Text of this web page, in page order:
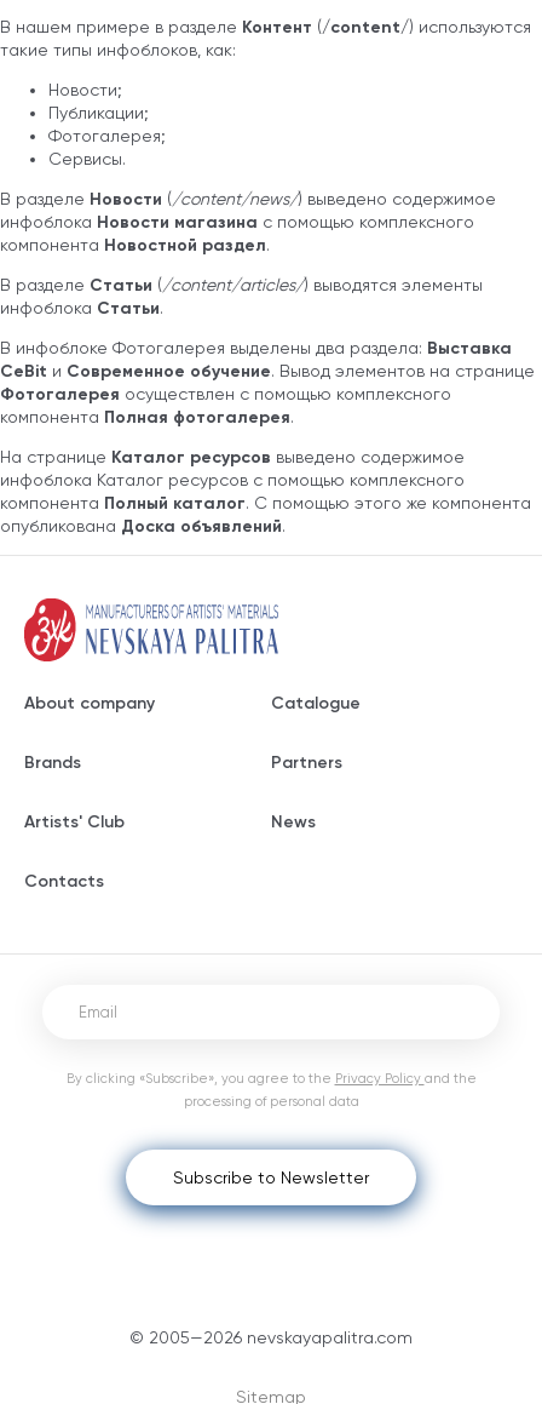
В нашем примере в разделе Контент (/content/) используются
такие типы инфоблоков, как:
Новости;
Публикации;
Фотогалерея;
Сервисы.
В разделе Новости (/content/news/) выведено содержимое
инфоблока Новости магазина с помощью комплексного
компонента Новостной раздел.
В разделе Статьи (/content/articles/) выводятся элементы
инфоблока Статьи.
В инфоблоке Фотогалерея выделены два раздела: Выставка
CeBit и Современное обучение. Вывод элементов на странице
Фотогалерея осуществлен с помощью комплексного
компонента Полная фотогалерея.
На странице Каталог ресурсов выведено содержимое
инфоблока Каталог ресурсов с помощью комплексного
компонента Полный каталог. С помощью этого же компонента
опубликована Доска объявлений.
About company Catalogue
Brands Partners
Artists' Club News
Contacts
© 2005—2026 nevskayapalitra.com
Subscribe to Newsletter
By clicking «Subscribe», you agree to the Privacy Policy and the
processing of personal data
Sitemap